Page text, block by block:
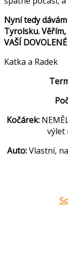
Nyní tedy
Tyrolsku.
VAŠÍ
Katka a Radek
Kočárek:
výlet
Auto:Vlastní,